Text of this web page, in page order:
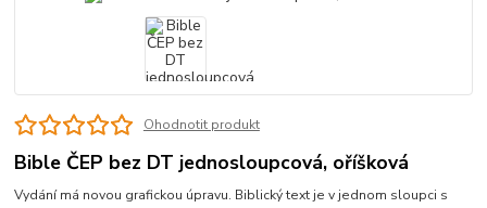
Ohodnotit produkt
Bible ČEP bez DT jednosloupcová, oříšková
Vydání má novou grafickou úpravu. Biblický text je v jednom sloupci s